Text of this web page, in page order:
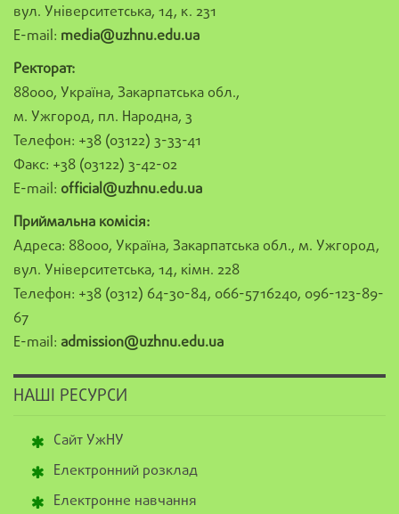
вул. Університетська, 14, к. 231
E-mail: media@uzhnu.edu.ua
Ректорат:
88000, Україна, Закарпатська обл.,
м. Ужгород, пл. Народна, 3
Телефон: +38 (03122) 3-33-41
Факс: +38 (03122) 3-42-02
E-mail: official@uzhnu.edu.ua
Приймальна комісія:
Адреса: 88000, Україна, Закарпатська обл., м. Ужгород,
вул. Університетська, 14, кімн. 228
Телефон: +38 (0312) 64-30-84, 066-5716240, 096-123-89-
67
E-mail: admission@uzhnu.edu.ua
НАШІ РЕСУРСИ
Сайт УжНУ
Електронний розклад
Електронне навчання